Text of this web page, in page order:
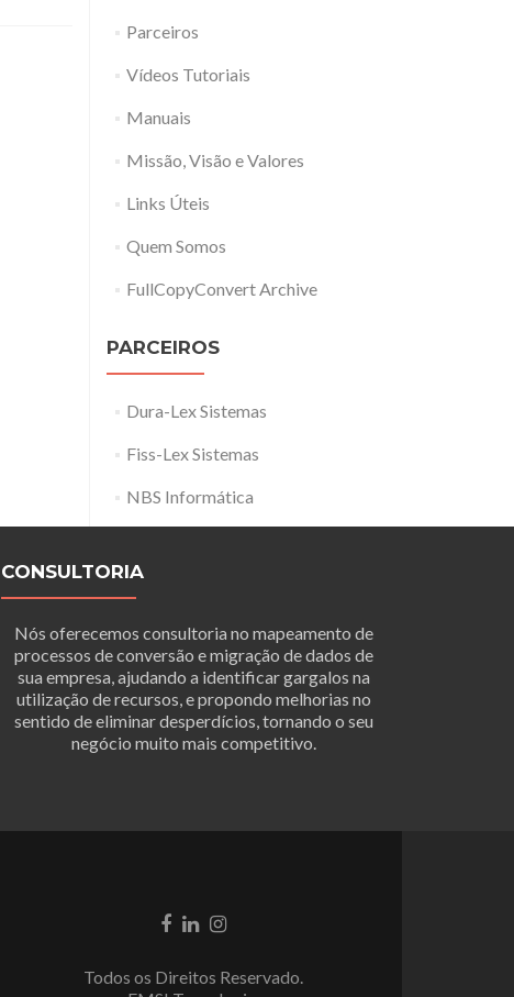
Parceiros
Vídeos Tutoriais
Manuais
Missão, Visão e Valores
Links Úteis
Quem Somos
FullCopyConvert Archive
PARCEIROS
Dura-Lex Sistemas
Fiss-Lex Sistemas
NBS Informática
CONSULTORIA
Nós oferecemos consultoria no mapeamento de
processos de conversão e migração de dados de
sua empresa, ajudando a identificar gargalos na
utilização de recursos, e propondo melhorias no
sentido de eliminar desperdícios, tornando o seu
negócio muito mais competitivo.
LinkLinkLink
Todos os Direitos Reservado.